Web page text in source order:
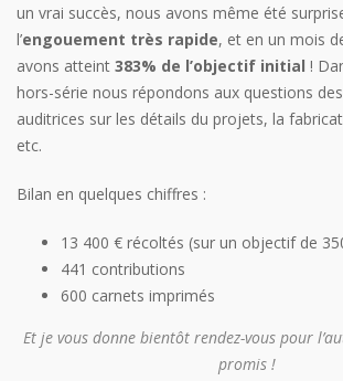
un vrai succès, nous avons même été
l’engouement très rapide, et en un mois
avons atteint 383% de l’objectif initial !
hors-série nous répondons aux questions
auditrices sur les détails du projets, la
etc.
Bilan en quelques chiffres :
13 400 € récoltés (sur un objectif de
441 contributions
600 carnets imprimés
Et je vous donne bientôt rendez-vous pour
promis !